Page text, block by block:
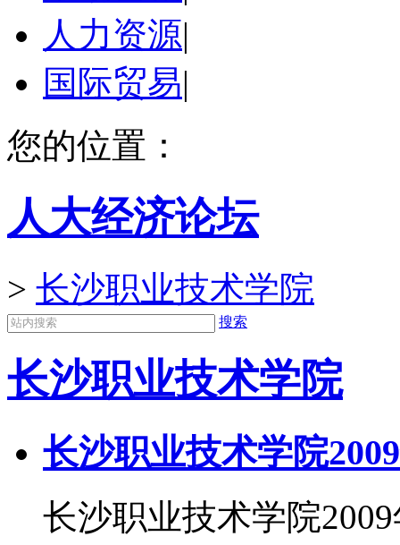
人力资源|
国际贸易|
您的位置：
人大经济论坛
> 长沙职业技术学院
搜索
长沙职业技术学院
长沙职业技术学院
长沙职业技术学院